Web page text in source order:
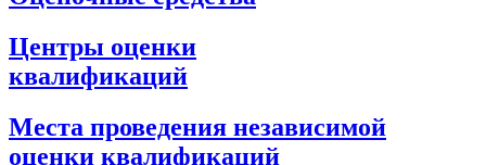
Центры оценки
квалификаций
Места проведения независимой
оценки квалификаций